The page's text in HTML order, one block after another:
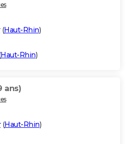
(Haut-Rhin)
Haut-Rhin)
ans)
(Haut-Rhin)